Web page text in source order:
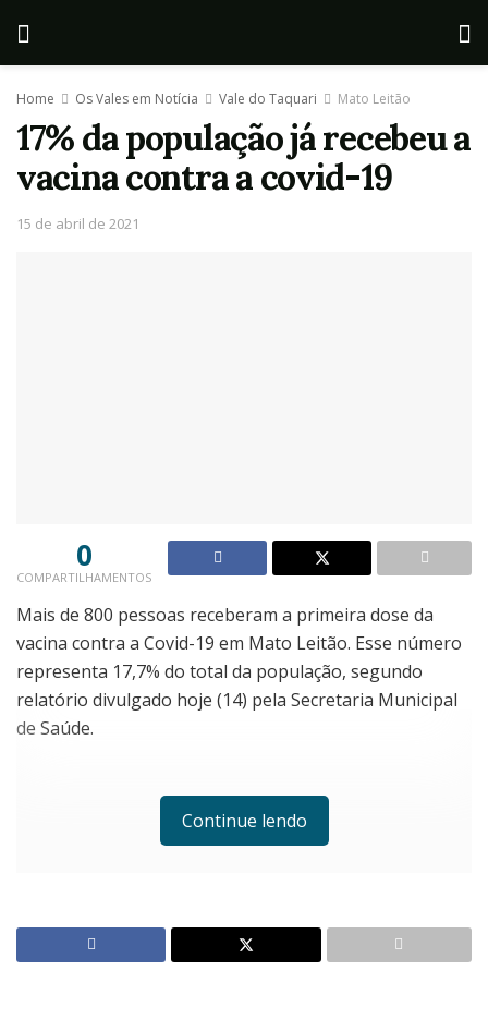
Home Os Vales em Notícia Vale do Taquari Mato Leitão
17% da população já recebeu a
vacina contra a covid-19
15 de abril de 2021
0
COMPARTILHAMENTOS
Mais de 800 pessoas receberam a primeira dose da
vacina contra a Covid-19 em Mato Leitão. Esse número
representa 17,7% do total da população, segundo
relatório divulgado hoje (14) pela Secretaria Municipal
de Saúde.
Continue lendo